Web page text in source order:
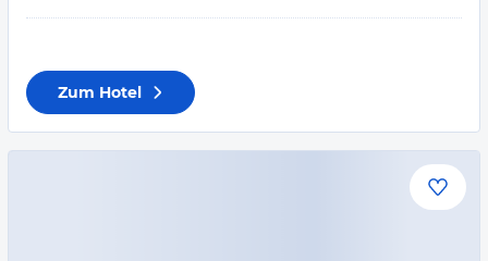
Zum Hotel